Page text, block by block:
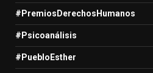
#PremiosDerechosHumanos
#Psicoanálisis
#PuebloEsther